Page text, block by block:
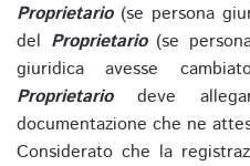
Proprietario(se persona
del Proprietario(se
giuridica avesse
Proprietariodeve
documentazione che ne
Considerato che la